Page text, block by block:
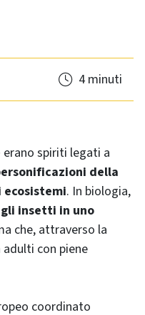
4 minuti
erano spiriti legati a
della
. In biologia,
gli insetti in uno
che, attraverso la
con piene
coordinato